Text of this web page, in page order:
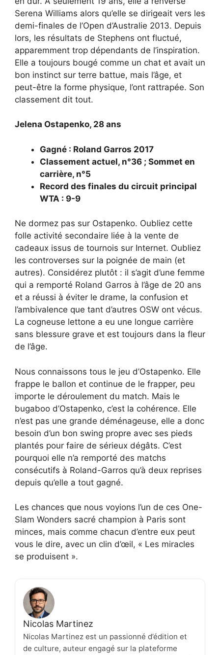
Serena Williams alors qu’elle se dirigeait vers les
demi-finales de l’Open d’Australie 2013. Depuis
lors, les résultats de Stephens ont fluctué,
apparemment trop dépendants de l’inspiration.
Elle a toujours bougé comme un chat et avait un
bon instinct sur terre battue, mais l’âge, et
peut-être la forme physique, l’ont rattrapée. Son
classement dit tout.
Jelena Ostapenko, 28 ans
Gagné : Roland Garros 2017
Classement actuel, n°36 ; Sommet en
carrière, n°5
Record des finales du circuit principal
WTA : 9-9
Ne dormez pas sur Ostapenko. Oubliez cette
folle activité secondaire liée à la vente de
cadeaux issus de tournois sur Internet. Oubliez
les controverses sur la poignée de main (et
autres). Considérez plutôt : il s’agit d’une femme
qui a remporté Roland Garros à l’âge de 20 ans
et a réussi à éviter le drame, la confusion et
l’ambivalence que tant d’autres OSW ont vécus.
La cogneuse lettone a eu une longue carrière
sans blessure grave et est toujours dans la fleur
de l’âge.
Nous connaissons tous le jeu d’Ostapenko. Elle
frappe le ballon et continue de le frapper, peu
importe le déroulement du match. Mais le
bugaboo d’Ostapenko, c’est la cohérence. Elle
n’est pas une grande déménageuse, elle a donc
besoin d’un bon swing propre avec ses pieds
plantés pour faire de sérieux dégâts. C’est
pourquoi elle n’a remporté des matchs
consécutifs à Roland-Garros qu’à deux reprises
depuis qu’elle a tout gagné.
Les chances que nous voyions l’un de ces One-
Slam Wonders sacré champion à Paris sont
minces, mais comme chacun d’entre eux peut
vous le dire, avec un clin d’œil, « Les miracles
se produisent ».
Nicolas Martinez
Nicolas Martinez est un passionné d’édition et
de culture, auteur engagé sur la plateforme